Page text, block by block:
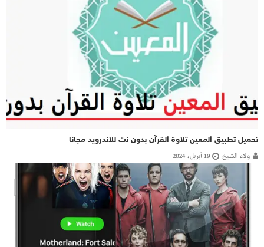
تحميل تطبيق المعين تلاوة القرآن بدون نت للاندرويد مجانا
ولاء الشيخ 19 أبريل، 2024